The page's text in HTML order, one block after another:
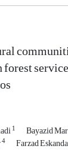
forest
1 Bayazid
4 Farzad